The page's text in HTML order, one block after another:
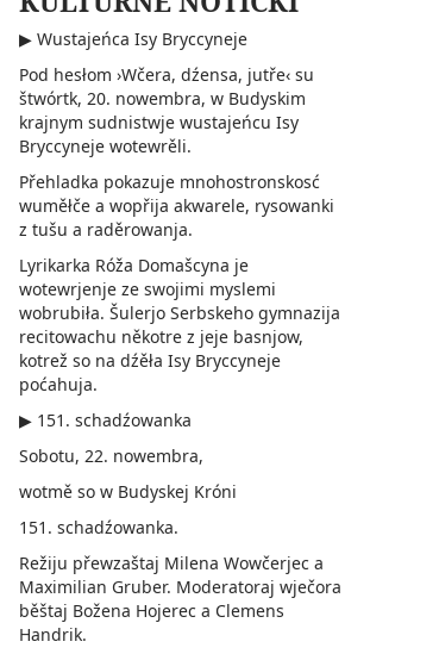
▶ Wustajeńca Isy Bryccyneje
Pod hesłom ›Wčera, dźensa, jutře‹ su
štwórtk, 20. nowembra, w Budyskim
krajnym sudnistwje wustajeńcu Isy
Bryccyneje wotewrěli.
Přehladka pokazuje mnohostronskosć
wuměłče a wopřija akwarele, rysowanki
z tušu a raděrowanja.
Lyrikarka Róža Domašcyna je
wotewrjenje ze swojimi myslemi
wobrubiła. Šulerjo Serbskeho gymnazija
recitowachu někotre z jeje basnjow,
kotrež so na dźěła Isy Bryccyneje
poćahuja.
▶ 151. schadźowanka
Sobotu, 22. nowembra,
wotmě so w Budyskej Króni
151. schadźowanka.
Režiju přewzaštaj Milena Wowčerjec a
Maximilian Gruber. Moderatoraj wječora
běštaj Božena Hojerec a Clemens
Handrik.